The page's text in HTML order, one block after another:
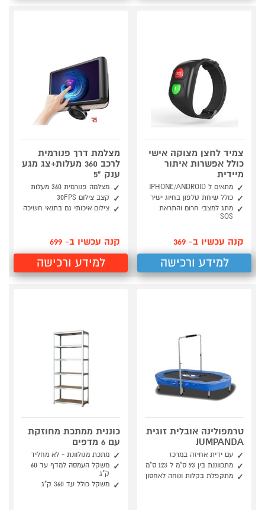
צמיד לחצן מצוקה אישי
כולל אפשרות איתור
מיידית
מתאים ל IPHONE/ANDROID
כולל שיחת טלפון בחיוג ישיר
מתג למצבי חרום והתראת
SOS
קנה עכשיו ב- 369
למידע ורכישה
מצלמת דרך פנורמית
לרכב 360 מעלות+צג מגע
ענק "5
מצלמה פנורמית 360 מעלות
קצב צילום 30FPS
צילום איכותי גם בתנאי חשיכה
קנה עכשיו ב- 699
למידע ורכישה
טרמפולינה אובלית זוגית
JUMPANDA
עם ידית אחיזה במרכז
מתכווננת בין 93 ס"מ ל 123 ס"מ
מתקפלת בקלות ונוחה לאחסון
כוננית ממתכת מחוזקת
עם 6 מדפים
מתכת מגולוונת - לא מחליד
משקל העמסה למדף עד 60
ק"ג
משקל כולל עד 360 ק"ג